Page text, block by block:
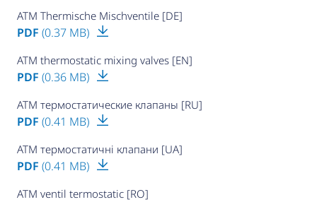
ATM Thermische Mischventile [DE]
PDF (0.37 MB)
ATM thermostatic mixing valves [EN]
PDF (0.36 MB)
ATM термостатические клапаны [RU]
PDF (0.41 MB)
ATM термостатичні клапани [UA]
PDF (0.41 MB)
ATM ventil termostatic [RO]